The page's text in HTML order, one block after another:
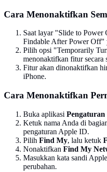
Cara Menonaktifkan
Saat layar "Slide to
Findable After Power Off"
Pilih opsi "Temporarily
menonaktifkan fitur secara
Fitur akan dinonaktifkan
iPhone.
Cara Menonaktifkan
Buka aplikasi Pengaturan
Ketuk nama Anda di
pengaturan Apple ID.
Pilih Find My, lalu ketuk
Nonaktifkan Find My
Masukkan kata sandi
perubahan.